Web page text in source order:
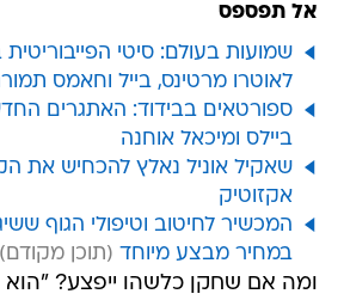
אל תפספס
שמועות בעולם: סיטי
לאוטרו מרטינס, בייל וחאמס
ספורטאים בבידוד: האתגרים
ביילס ומיכאל אוחנה
שאקיל אוניל נאלץ להכחיש את
אקזוטיק
המכשיר לחיטוב וטיפולי הגוף
במחיר מבצע מיוחד
ומה אם שחקן כלשהו ייפצע? "הוא